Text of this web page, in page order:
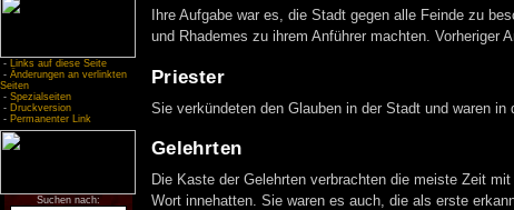
- Links auf diese Seite
- Änderungen an verlinkten
Seiten
- Spezialseiten
- Druckversion
- Permanenter Link
Suchen nach:
Ihre Aufgabe war es, die Stadt gegen alle Feinde zu
und Rhademes zu ihrem Anführer machten. Vorheriger
Priester
Sie verkündeten den Glauben in der Stadt und waren
Gelehrten
Die Kaste der Gelehrten verbrachten die meiste Zeit
Wort innehatten. Sie waren es auch, die als erste